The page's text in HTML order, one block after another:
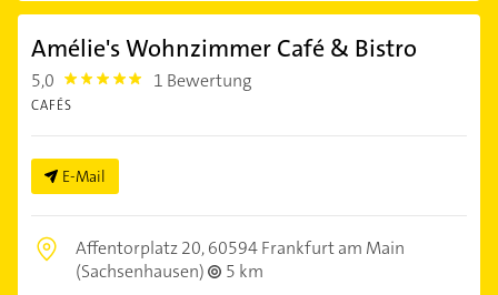
Amélie's Wohnzimmer Café & Bistro
5,0 5.0 1 Bewertung
CAFÉS
E-Mail
Affentorplatz 20,60594 Frankfurt am Main
(Sachsenhausen)
5 km